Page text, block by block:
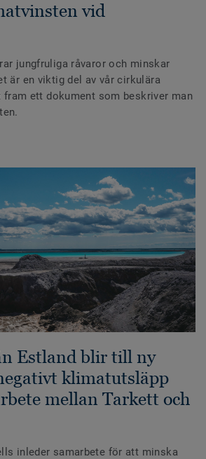
vid
jungfruliga råvaror och minskar
är en viktig del av vår cirkulära
ett dokument som beskriver man
Estland blir till ny
klimatutsläpp
mellan Tarkett och
inleder samarbete för att minska